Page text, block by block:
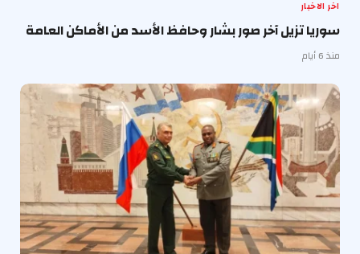
اخر الاخبار
سوريا تزيل آخر صور بشار وحافظ الأسد من الأماكن العامة
منذ 6 أيام